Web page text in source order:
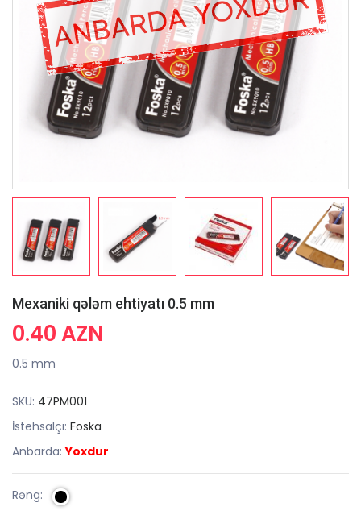
Mexaniki qələm ehtiyatı 0.5 mm
0.40 AZN
0.5 mm
SKU: 47PM001
İstehsalçı: Foska
Anbarda:Yoxdur
Rəng: